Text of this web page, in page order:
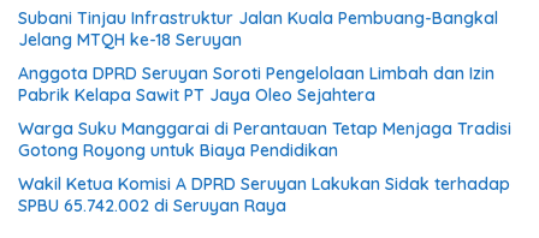
Subani Tinjau Infrastruktur Jalan Kuala Pembuang-Bangkal
Jelang MTQH ke-18 Seruyan
Anggota DPRD Seruyan Soroti Pengelolaan Limbah dan Izin
Pabrik Kelapa Sawit PT Jaya Oleo Sejahtera
Warga Suku Manggarai di Perantauan Tetap Menjaga Tradisi
Gotong Royong untuk Biaya Pendidikan
Wakil Ketua Komisi A DPRD Seruyan Lakukan Sidak terhadap
SPBU 65.742.002 di Seruyan Raya